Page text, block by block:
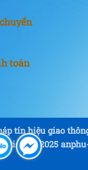
toán
tín hiệu giao
© 2025